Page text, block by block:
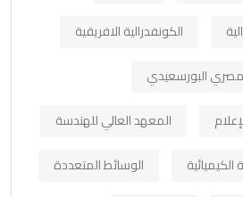
الكونفدرالية الافريقية
البورسعيدي
المعهد العالي للهندسة
الوسائط المتعددة